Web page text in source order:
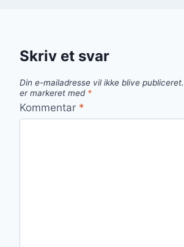
Skriv et svar
Din e-mailadresse vil ikke blive publiceret.
er markeret med *
Kommentar *